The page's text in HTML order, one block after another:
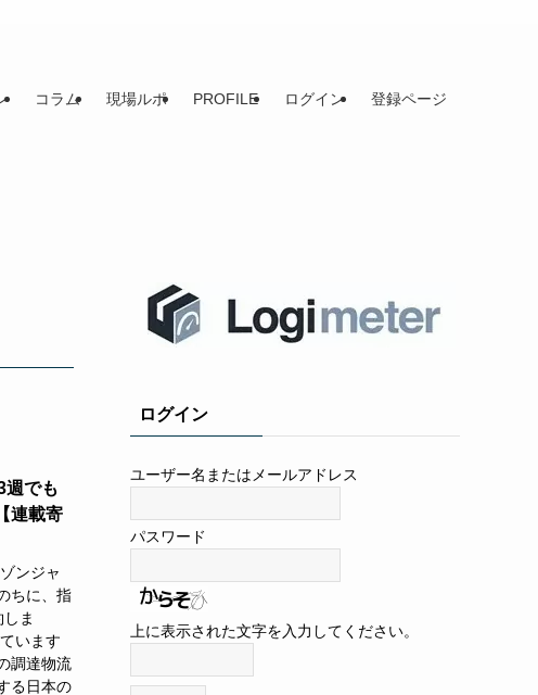
コラム 現場ルポ PROFILE ログイン 登録ページ
でも
連載寄
ンジャ
ちに、指
ま
います
調達物流
る日本の
ログイン
ユーザー名またはメールアドレス
パスワード
上に表示された文字を入力してください。